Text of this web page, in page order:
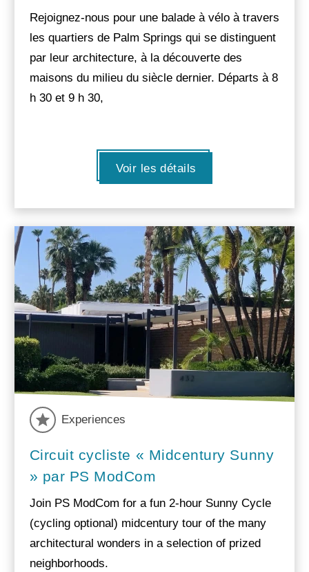
Rejoignez-nous pour une balade à vélo à travers
les quartiers de Palm Springs qui se distinguent
par leur architecture, à la découverte des
maisons du milieu du siècle dernier. Départs à 8
h 30 et 9 h 30,
Voir les détails
Experiences
Circuit cycliste « Midcentury Sunny
» par PS ModCom
Join PS ModCom for a fun 2-hour Sunny Cycle
(cycling optional) midcentury tour of the many
architectural wonders in a selection of prized
neighborhoods.